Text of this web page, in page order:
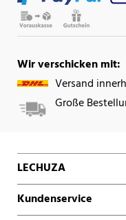
Wir verschicken mit:
Versand
Große
LECHUZA
Kundenservice